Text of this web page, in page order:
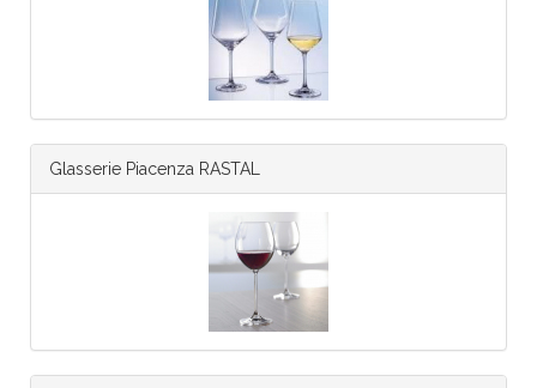
Glasserie Piacenza RASTAL